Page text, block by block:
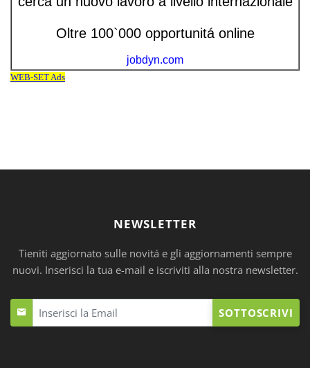
NEWSLETTER
Tieniti aggiornato sulle novitá e gli aggiornamenti sempre
nuovi. Inserisci la tua e-mail e iscriviti alla nostra newsletter.
SOTTOSCRIVI